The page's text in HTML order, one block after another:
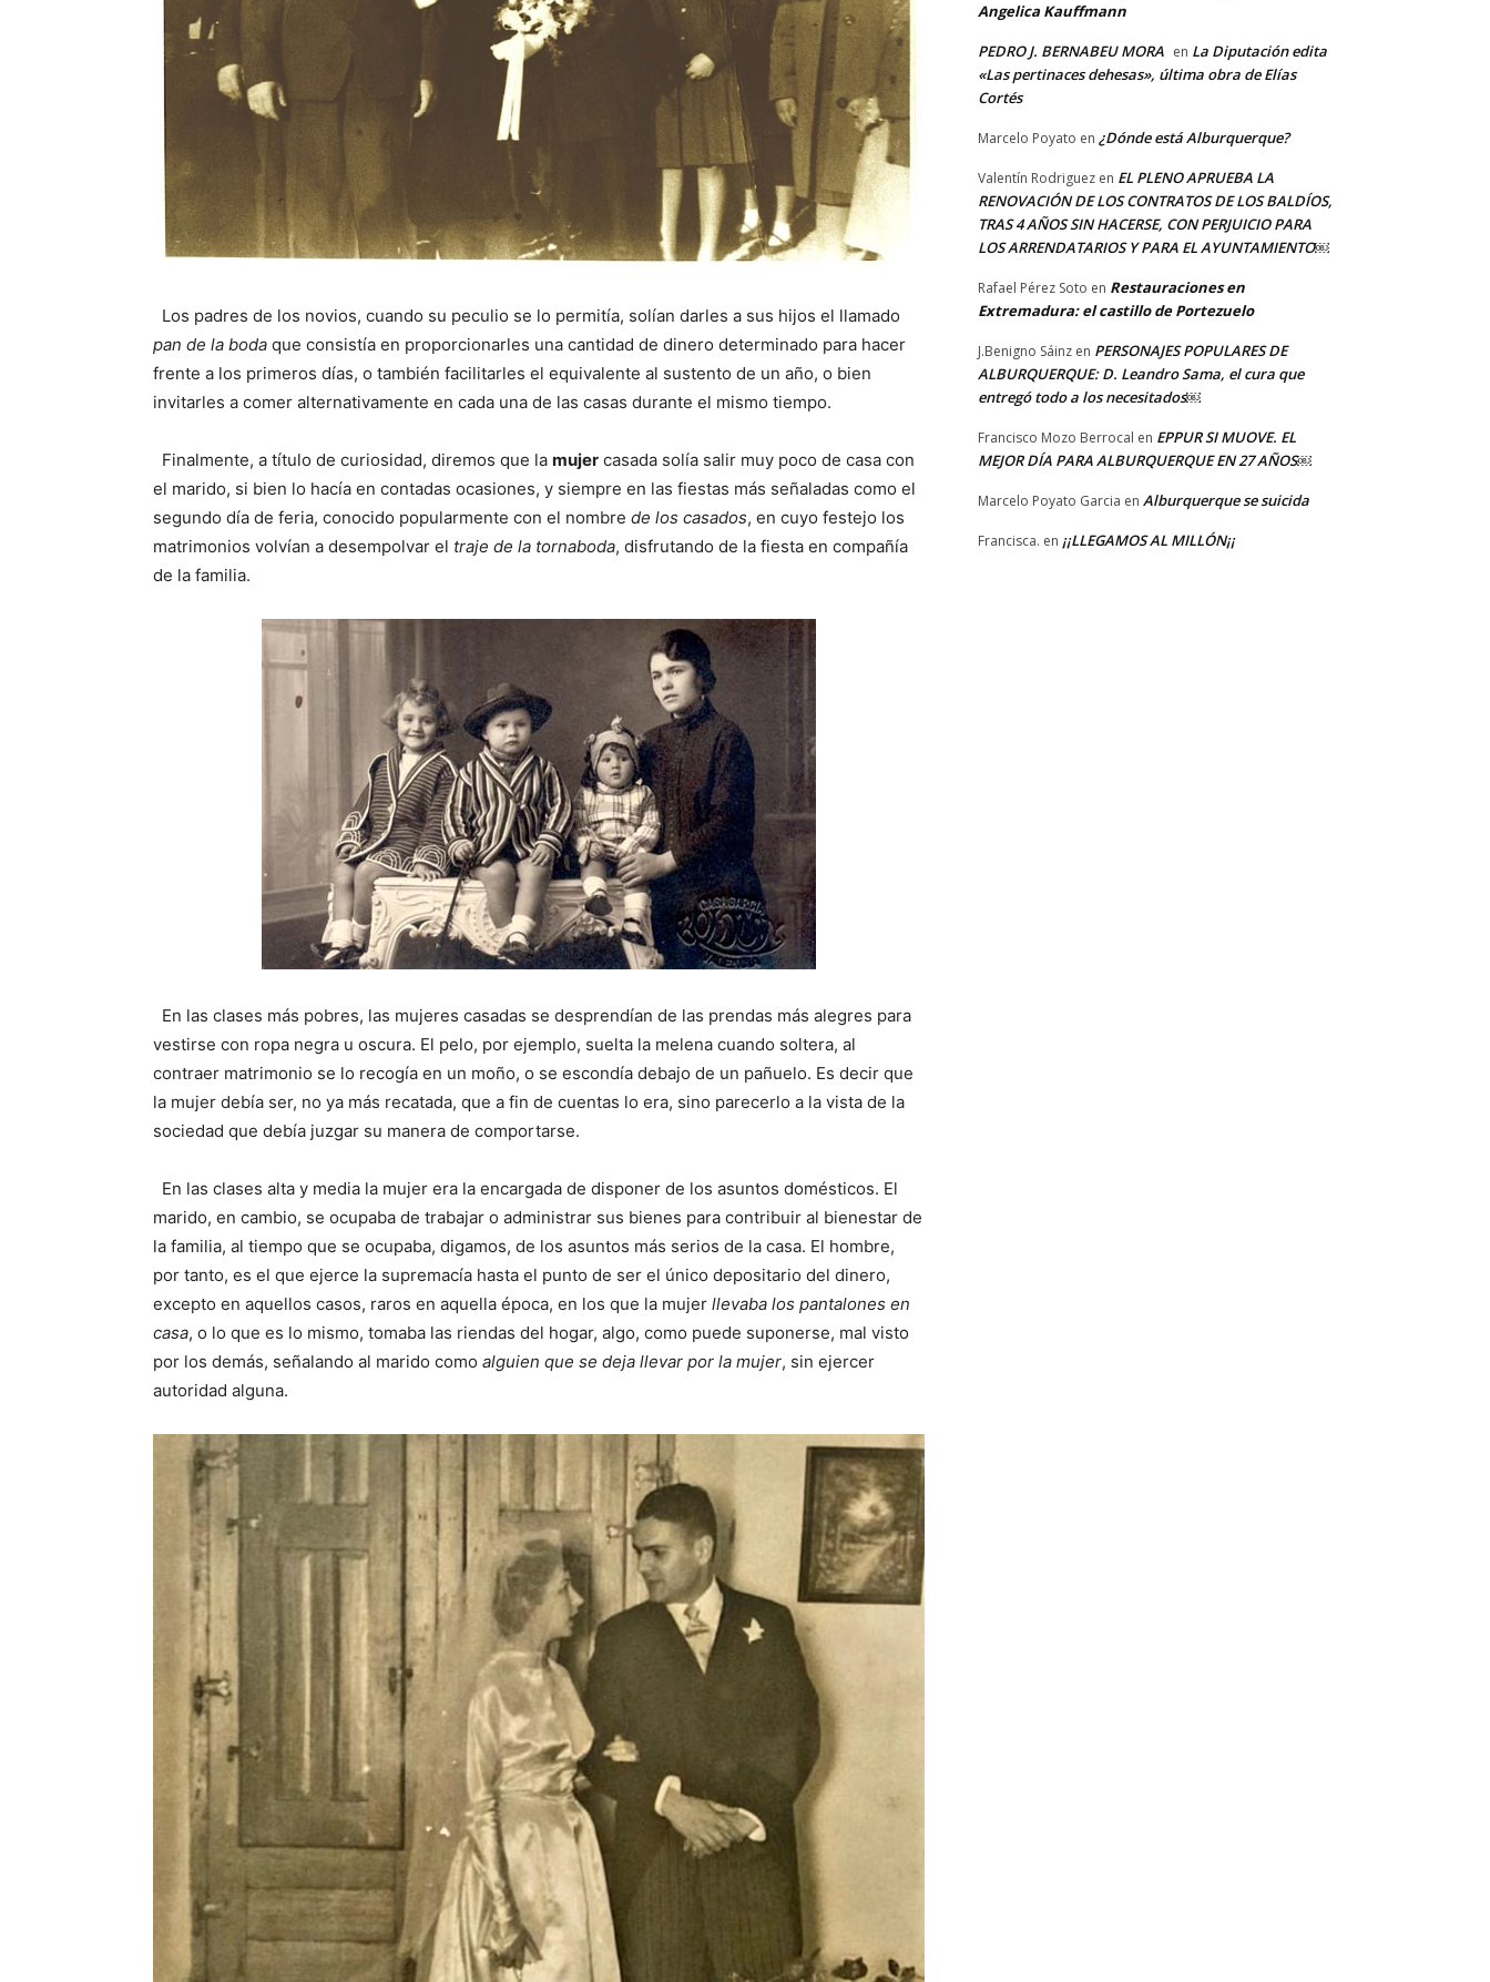
Los padres de los novios, cuando su peculio se lo permitía, solían darles a sus hijos el llamado
pan de la boda que consistía en proporcionarles una cantidad de dinero determinado para hacer
frente a los primeros días, o también facilitarles el equivalente al sustento de un año, o bien
invitarles a comer alternativamente en cada una de las casas durante el mismo tiempo.
Finalmente, a título de curiosidad, diremos que la mujer casada solía salir muy poco de casa con
el marido, si bien lo hacía en contadas ocasiones, y siempre en las fiestas más señaladas como el
segundo día de feria, conocido popularmente con el nombre de los casados, en cuyo festejo los
matrimonios volvían a desempolvar el traje de la tornaboda, disfrutando de la fiesta en compañía
de la familia.
En las clases más pobres, las mujeres casadas se desprendían de las prendas más alegres para
vestirse con ropa negra u oscura. El pelo, por ejemplo, suelta la melena cuando soltera, al
contraer matrimonio se lo recogía en un moño, o se escondía debajo de un pañuelo. Es decir que
la mujer debía ser, no ya más recatada, que a fin de cuentas lo era, sino parecerlo a la vista de la
sociedad que debía juzgar su manera de comportarse.
En las clases alta y media la mujer era la encargada de disponer de los asuntos domésticos. El
marido, en cambio, se ocupaba de trabajar o administrar sus bienes para contribuir al bienestar de
la familia, al tiempo que se ocupaba, digamos, de los asuntos más serios de la casa. El hombre,
por tanto, es el que ejerce la supremacía hasta el punto de ser el único depositario del dinero,
excepto en aquellos casos, raros en aquella época, en los que la mujer llevaba los pantalones en
casa, o lo que es lo mismo, tomaba las riendas del hogar, algo, como puede suponerse, mal visto
por los demás, señalando al marido como alguien que se deja llevar por la mujer, sin ejercer
autoridad alguna.
Angelica Kauffmann
PEDRO J. BERNABEU MORA en La Diputación edita
«Las pertinaces dehesas», última obra de Elías
Cortés
Marcelo Poyato en ¿Dónde está Alburquerque?
Valentín Rodriguez en EL PLENO APRUEBA LA
RENOVACIÓN DE LOS CONTRATOS DE LOS BALDÍOS,
TRAS 4 AÑOS SIN HACERSE, CON PERJUICIO PARA
LOS ARRENDATARIOS Y PARA EL AYUNTAMIENTO￼
Rafael Pérez Soto en Restauraciones en
Extremadura: el castillo de Portezuelo
J.Benigno Sáinz en PERSONAJES POPULARES DE
ALBURQUERQUE: D. Leandro Sama, el cura que
entregó todo a los necesitados￼
Francisco Mozo Berrocal en EPPUR SI MUOVE. EL
MEJOR DÍA PARA ALBURQUERQUE EN 27 AÑOS￼
Marcelo Poyato Garcia en Alburquerque se suicida
Francisca. en ¡¡LLEGAMOS AL MILLÓN¡¡